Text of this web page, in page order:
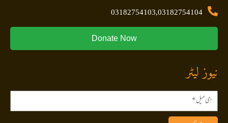
03182754103,03182754104
Donate Now
نیوز لیٹر